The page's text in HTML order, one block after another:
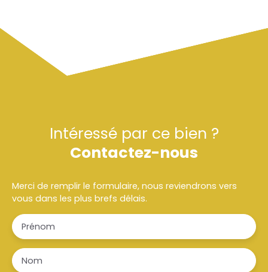
Intéressé par ce bien ?
Contactez-nous
Merci de remplir le formulaire, nous reviendrons vers
vous dans les plus brefs délais.
Prénom
Nom